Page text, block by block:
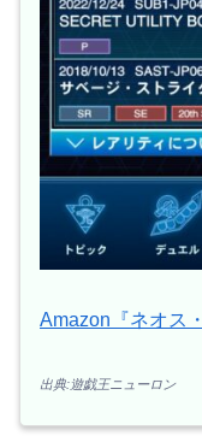
Amazon『ネオス
出典:遊戯王ニューロン